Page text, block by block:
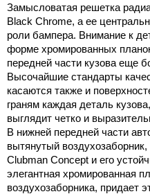
Замысловатая решетка
Black Chrome, а ее
роли бампера. Внимание к
форме хромированных
передней части кузова еще
Высочайшие стандарты
касаются также и
граням каждая деталь
выглядит четко и
В нижней передней части
вытянутый
Clubman Concept и его
элегантная хромированная
воздухозаборника, придает